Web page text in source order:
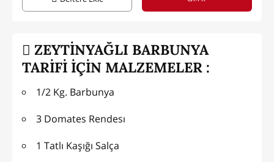
ZEYTİNYAĞLI BARBUNYA
TARİFİ İÇİN MALZEMELER :
1/2 Kg. Barbunya
3 Domates Rendesı
1 Tatlı Kaşığı Salça